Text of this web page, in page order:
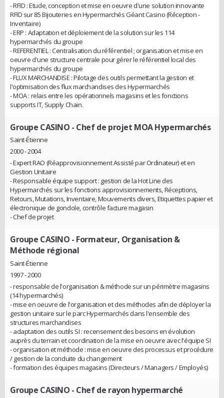
- RFID : Etude, conception et mise en oeuvre d'une solution innovante
RFID sur 85 Bijouteries en Hypermarchés Géant Casino (Réception -
Inventaire)
- ERP : Adaptation et déploiement de la solution sur les 114
hypermarchés du groupe
- REFERENTIEL : Centralisation du référentiel ; organisation et mise en
oeuvre d'une structure centrale pour gérer le référentiel local des
hypermarchés du groupe
- FLUX MARCHANDISE : Pilotage des outils permettant la gestion et
l'optimisation des flux marchandises des Hypermarchés
- MOA : relais entre les opérationnels magasins et les fonctions
supports IT, Supply Chain.
Groupe CASINO - Chef de projet MOA Hypermarchés
Saint-Étienne
2000 - 2004
- Expert RAO (Réapprovisionnement Assisté par Ordinateur) et en
Gestion Unitaire
- Responsable équipe support : gestion de la Hot Line des
Hypermarchés sur les fonctions approvisionnements, Réceptions,
Retours, Mutations, Inventaire, Mouvements divers, Etiquettes papier et
électronique de gondole, contrôle facture magasin
- Chef de projet
Groupe CASINO - Formateur, Organisation &
Méthode régional
Saint-Étienne
1997 - 2000
- responsable de l'organisation & méthode sur un périmètre magasins
(14 hypermarchés)
- mise en oeuvre de l'organisation et des méthodes afin de déployer la
gestion unitaire sur le parc Hypermarchés dans l'ensemble des
structures marchandises
- adaptation des outils SI : recensement des besoins en évolution
auprès du terrain et coordination de la mise en oeuvre avec l'équipe SI
- organisation et méthode : mise en oeuvre des processus et procédure
/ gestion de la conduite du changement
- formation des équipes magasins (Directeurs / Managers / Employés)
Groupe CASINO - Chef de rayon hypermarché